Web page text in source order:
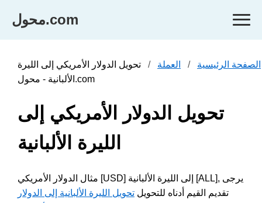
محول.com
الصفحة الرئيسية العملة
تحويل الدولار الأمريكي إلى الليرة
الألبانية - محول.com
تحويل الدولار الأمريكي إلى
الليرة الألبانية
مثال الدولار الأمريكي [USD] إلى الليرة الألبانية [ALL], يرجى
تقديم القيم أدناه للتحويل تحويل الليرة الألبانية إلى الدولار